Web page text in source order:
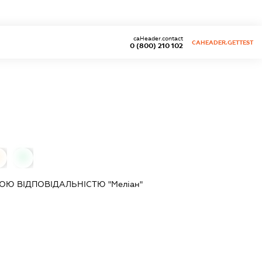
0 (800) 210 102
caHeader.contact
CAHEADER.GETTEST
ВІДПОВІДАЛЬНІСТЮ "Меліан"